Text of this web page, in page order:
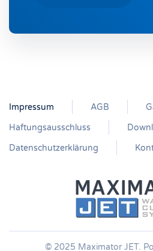
Impressum AGB
Haftungsausschluss
Datenschutzerklärung
© 2025 Maximator JET.